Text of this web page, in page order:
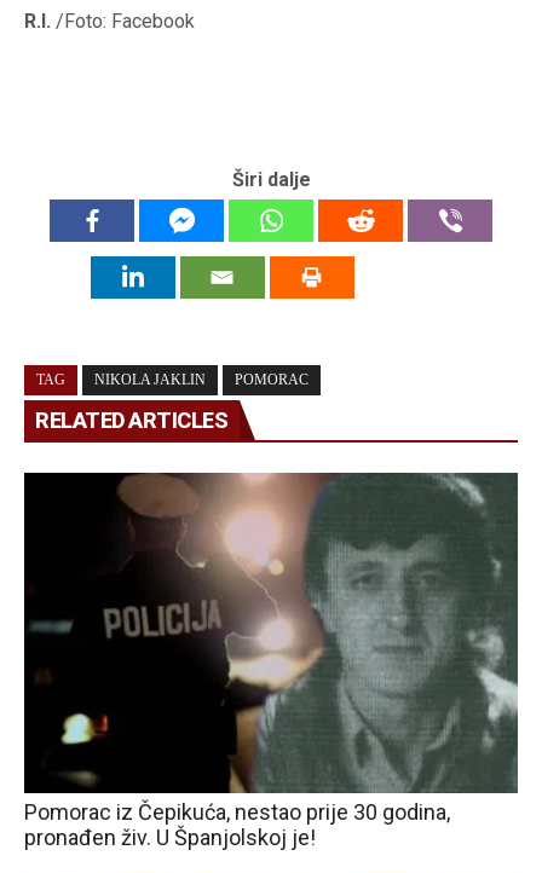
R.I. /Foto: Facebook
Širi dalje
TAG NIKOLA JAKLIN POMORAC
RELATED ARTICLES
Pomorac iz Čepikuća, nestao prije 30 godina,
pronađen živ. U Španjolskoj je!